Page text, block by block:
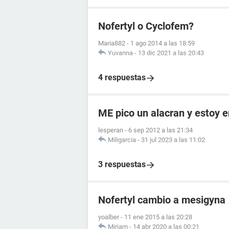
Nofertyl o Cyclofem?
Maria882 - 1 ago 2014 a las 18:59
Yuvanna - 13 dic 2021 a las 20:43
4 respuestas
ME pico un alacran y estoy
lesperan - 6 sep 2012 a las 21:34
Miligarcia - 31 jul 2023 a las 11:02
3 respuestas
Nofertyl cambio a mesigyna
yoalber - 11 ene 2015 a las 20:28
Miriam - 14 abr 2020 a las 00:21